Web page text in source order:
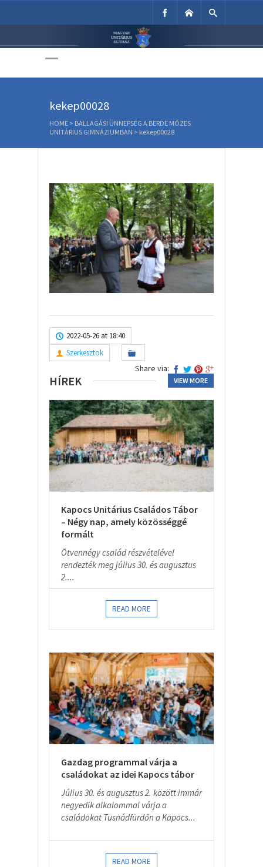
Unitárius Egyház
kekep00028
HOME > BALLAGÁSI ÜNNEPSÉG A BERDE MÓZES
UNITÁRIUS GIMNÁZIUMBAN > kekep00028
2022-05-26 at 18:40
Szerkesztok
Share via:
HÍREK VIEW MORE
Kapocs Unitárius Családos Tábor
– Négy nap, amely közösséggé
formált
Ötvennégy család részvételével
rendezték meg július 30. és augusztus
2....
READ MORE
Gazdag programmal várja a
családokat az idei Kapocs tábor
Július 30. és augusztus 2. között immár
negyedik alkalommal várja a
családokat Tusnádfürdőn a Kapocs...
READ MORE